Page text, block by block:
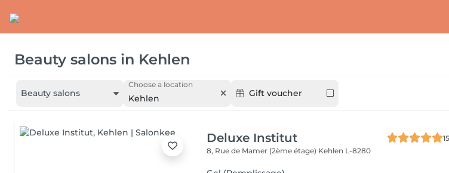
Beauty salons in Kehlen
Beauty salons
Choose a location
Kehlen Gift voucher
Deluxe Institut
8, Rue de Mamer (2ème étage) Kehlen L-8280